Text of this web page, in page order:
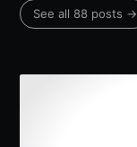
See all 88 posts →